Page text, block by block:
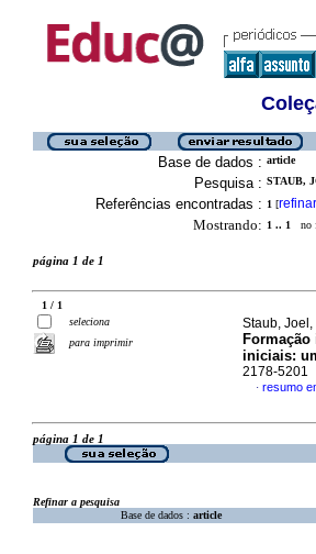
Base de dados : article
Pesquisa : STAUB,
Referências encontradas : 1 [refinar
Mostrando: 1 .. 1 no
página 1 de 1
1 / 1
seleciona
para imprimir
Staub,
iniciais:
2178-5201
· resumo
página 1 de 1
Refinar a pesquisa
Base de dados : article